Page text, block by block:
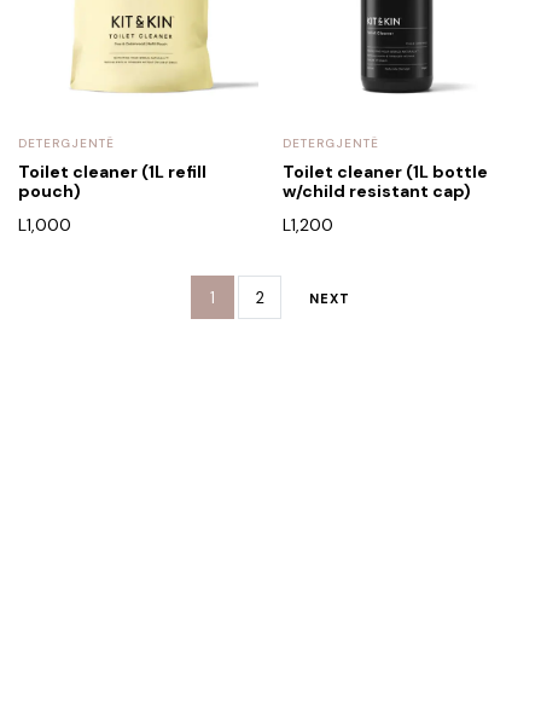
DETERGJENTË
Toilet cleaner (1L refill
pouch)
L1,000
DETERGJENTË
Toilet cleaner (1L bottle
w/child resistant cap)
L1,200
1 2 NEXT